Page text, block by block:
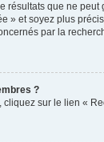
résultats que ne peut
» et soyez plus
par la
?
sur le lien «